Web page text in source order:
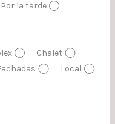
Por la tarde
Chalet
Local